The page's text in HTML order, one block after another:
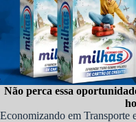
Não perca essa
Economizando em Transporte